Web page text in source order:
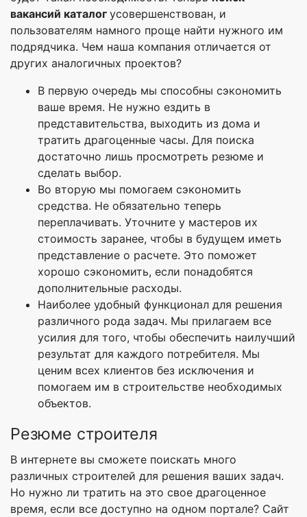
вакансий каталог усовершенствован, и
пользователям намного проще найти нужного им
подрядчика. Чем наша компания отличается от
других аналогичных проектов?
В первую очередь мы способны сэкономить
ваше время. Не нужно ездить в
представительства, выходить из дома и
тратить драгоценные часы. Для поиска
достаточно лишь просмотреть резюме и
сделать выбор.
Во вторую мы помогаем сэкономить
средства. Не обязательно теперь
переплачивать. Уточните у мастеров их
стоимость заранее, чтобы в будущем иметь
представление о расчете. Это поможет
хорошо сэкономить, если понадобятся
дополнительные расходы.
Наиболее удобный функционал для решения
различного рода задач. Мы прилагаем все
усилия для того, чтобы обеспечить наилучший
результат для каждого потребителя. Мы
ценим всех клиентов без исключения и
помогаем им в строительстве необходимых
объектов.
Резюме строителя
В интернете вы сможете поискать много
различных строителей для решения ваших задач.
Но нужно ли тратить на это свое драгоценное
время, если все доступно на одном портале? Сайт